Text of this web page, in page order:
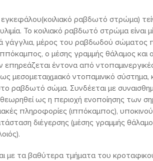
ραβδωτό στρώμα)
Το κοιλιακό ραβδωτό στρώμα είναι
μέρος του ραβδωδού σώματος
ο μέσης γραμμής θάλαμος και
έντονα από
μεσομεταιχμιακό ντοπαμινικό
ραβδωτό σώμα. Συνδέεται με
ως η περιοχή ενοποίησης των
πληροφορίες (ιππόκαμπος),
διέγερσης (μέσης γραμμής
με τα βαθύτερα τμήματα του